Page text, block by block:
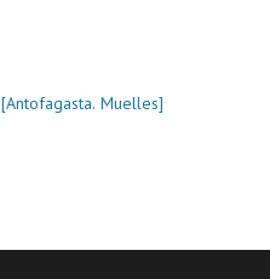
[Antofagasta. Muelles]